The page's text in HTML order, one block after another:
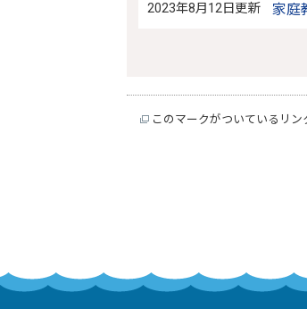
2023年8月12日更新 家庭
このマークがついているリ